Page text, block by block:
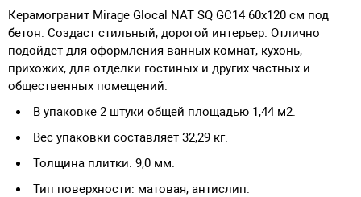
Керамогранит Mirage Glocal NAT SQ GC14 60x120 см под
бетон. Создаст стильный, дорогой интерьер. Отлично
подойдет для оформления ванных комнат, кухонь,
прихожих, для отделки гостиных и других частных и
общественных помещений.
В упаковке 2 штуки общей площадью 1,44 м2.
Вес упаковки составляет 32,29 кг.
Толщина плитки: 9,0 мм.
Тип поверхности: матовая, антислип.